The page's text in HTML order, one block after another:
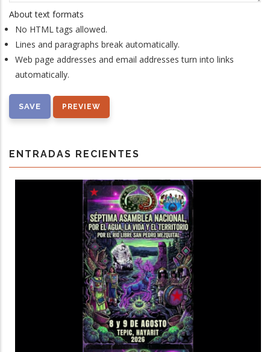
About text formats
No HTML tags allowed.
Lines and paragraphs break automatically.
Web page addresses and email addresses turn into links
automatically.
ENTRADAS RECIENTES